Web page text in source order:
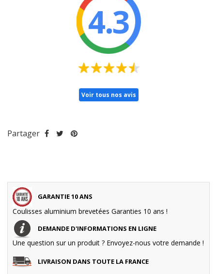
4.3
Voir tous nos avis
Partager
GARANTIE 10 ANS
Coulisses aluminium brevetées Garanties 10 ans !
DEMANDE D'INFORMATIONS EN LIGNE
Une question sur un produit ? Envoyez-nous votre demande !
LIVRAISON DANS TOUTE LA FRANCE